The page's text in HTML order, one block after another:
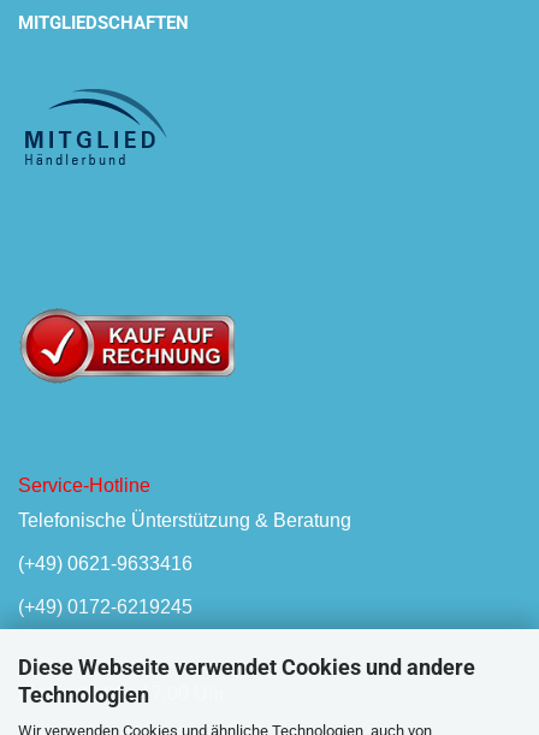
Diese Webseite verwendet Cookies und andere
Technologien
Wir verwenden Cookies und ähnliche Technologien, auch von
MITGLIEDSCHAFTEN
Service-Hotline
Telefonische Ünterstützung & Beratung
(+49) 0621-9633416
(+49) 0172-6219245
Mo-Fr, 08:00 - 17:00 Uhr